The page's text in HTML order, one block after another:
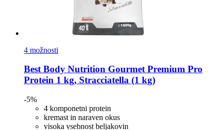
4 možnosti
Best Body Nutrition Gourmet Premium Pro
Protein 1 kg, Stracciatella (1 kg)
-5%
4 komponetni protein
kremast in naraven okus
visoka vsebnost beljakovin